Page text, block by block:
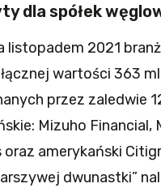
dla spółek
listopadem 2021
wartości 363
przez zaledwie
Mizuho Financial,
amerykański
dwunastki”